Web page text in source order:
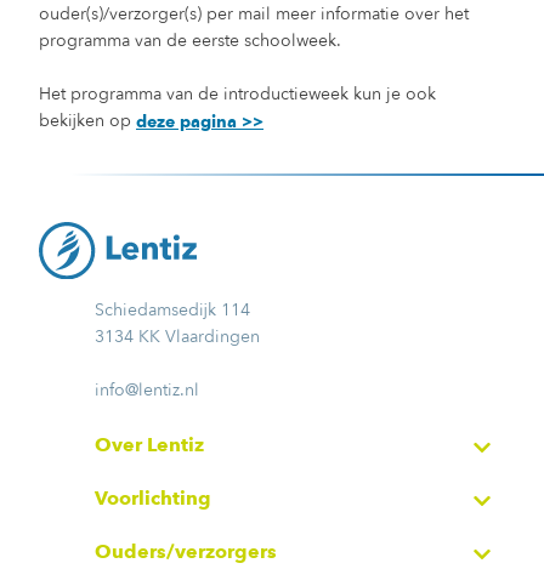
ouder(s)/verzorger(s) per mail meer informatie over het
programma van de eerste schoolweek.
Het programma van de introductieweek kun je ook
bekijken op deze pagina >>
Schiedamsedijk 114
3134 KK Vlaardingen
info@lentiz.nl
Over Lentiz
Voorlichting
Ouders/verzorgers